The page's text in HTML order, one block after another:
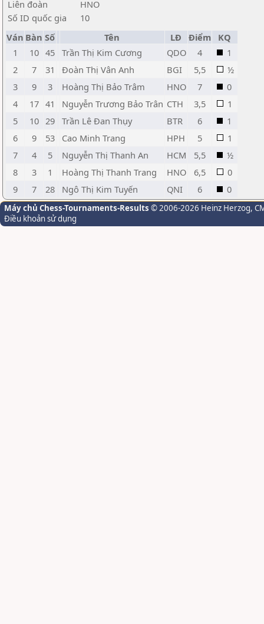
Liên đoàn
HNO
Số ID quốc gia
10
Ván Bàn Số Tên LĐ Điểm
KQ
1
10 45 Trần Thị Kim Cương QDO 4
1
2
7 31 Đoàn Thị Vân Anh BGI 5,5
½
3
9 3 Hoàng Thị Bảo Trâm HNO 7
0
4
17 41 Nguyễn Trương Bảo Trân CTH 3,5
1
5
10 29 Trần Lê Đan Thụy BTR 6
1
6
9 53 Cao Minh Trang HPH 5
1
7
4 5 Nguyễn Thị Thanh An HCM 5,5
½
8
3 1 Hoàng Thị Thanh Trang HNO 6,5
0
9
7 28 Ngô Thị Kim Tuyến QNI 6 0
Máy chủ Chess-Tournaments-Results © 2006-2026 Heinz Herzog,
Điều khoản sử dụng